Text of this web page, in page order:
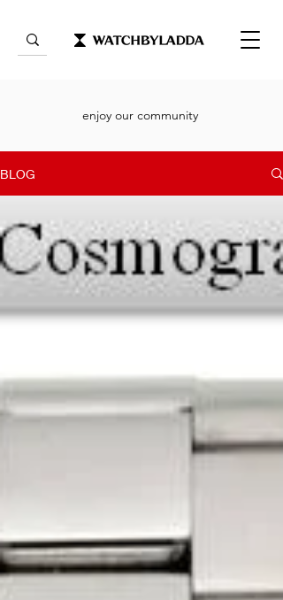
enjoy our community
BLOG